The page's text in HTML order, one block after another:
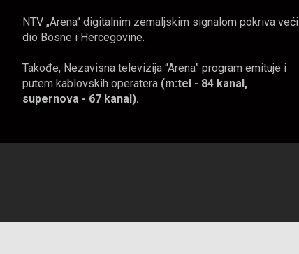
NTV „Arena“ digitalnim zemaljskim signalom pokriva veći
dio Bosne i Hercegovine.
Takođe, Nezavisna televizija “Arena” program emituje i
putem kablovskih operatera (m:tel - 84 kanal,
supernova - 67 kanal).